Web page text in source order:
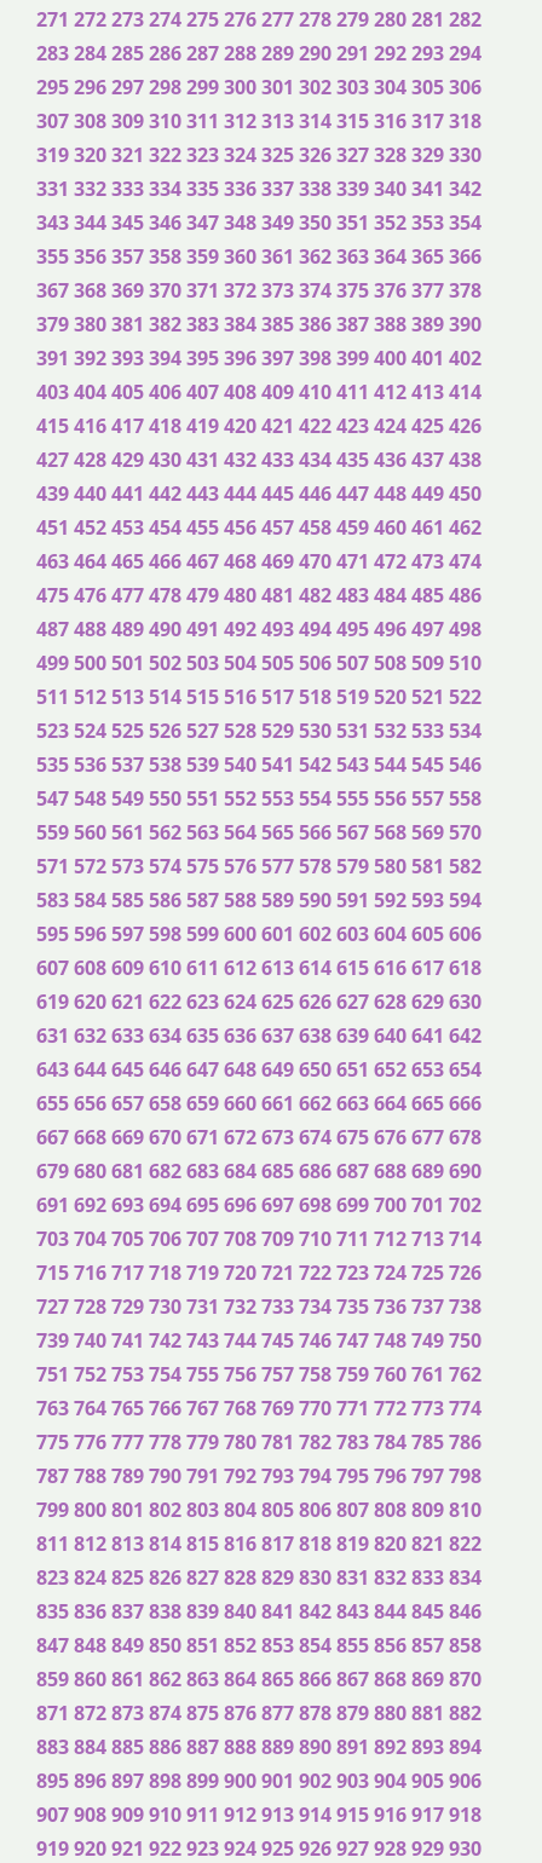
271 272273274275276277278279280281 282
283284285286287288289290291 292293294
295296297298299300301 302303304305306
307308309310311 312313314315316317318
319320321 322323324325326327328329330
331 332333334335336337338339340341 342
343344345346347348349350351 352353354
355356357358359360361 362363364365366
367368369370371 372373374375376377378
379380381 382383384385386387388389390
391 392393394395396397398399400401 402
403404405406407408409410411 412413414
415416417418419420421 422423424425426
427428429430431 432433434435436437438
439440441 442443444445446447448449450
451 452453454455456457458459460461 462
463464465466467468469470471 472473474
475476477478479480481 482483484485486
487488489490491 492493494495496497498
499500501 502503504505506507508509510
511 512513514515516517518519520521 522
523524525526527528529530531 532533534
535536537538539540541 542543544545546
547548549550551 552553554555556557558
559560561 562563564565566567568569570
571 572573574575576577578579580581 582
583584585586587588589590591 592593594
595596597598599600601 602603604605606
607608609610611 612613614615616617618
619620621 622623624625626627628629630
631 632633634635636637638639640641 642
643644645646647648649650651 652653654
655656657658659660661 662663664665666
667668669670671 672673674675676677678
679680681 682683684685686687688689690
691 692693694695696697698699700701 702
703704705706707708709710711 712713714
715716717718719720721 722723724725726
727728729730731 732733734735736737738
739740741 742743744745746747748749750
751 752753754755756757758759760761 762
763764765766767768769770771 772773774
775776777778779780781 782783784785786
787788789790791 792793794795796797798
799800801 802803804805806807808809810
811 812813814815816817818819820821 822
823824825826827828829830831 832833834
835836837838839840841 842843844845846
847848849850851 852853854855856857858
859860861 862863864865866867868869870
871 872873874875876877878879880881 882
883884885886887888889890891 892893894
895896897898899900901 902903904905906
907908909910911 912913914915916917918
919920921 922923924925926927928929930